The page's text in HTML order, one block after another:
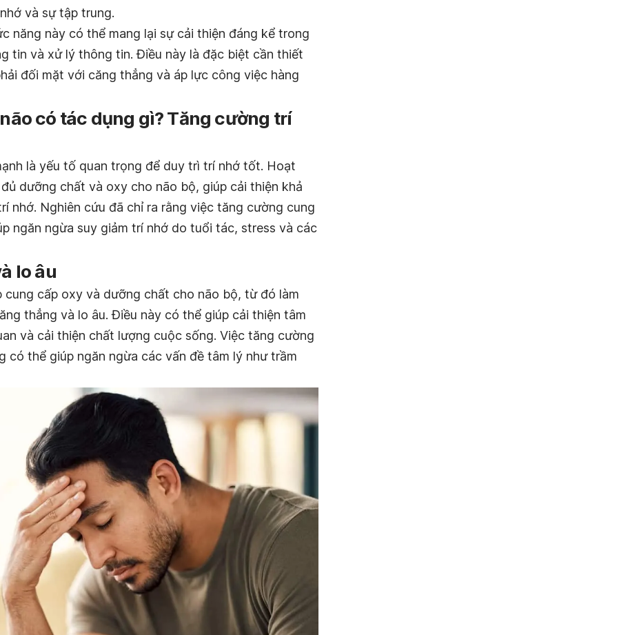
và sự tập trung.
năng này có thể mang lại sự cải thiện đáng kể trong
tin và xử lý thông tin. Điều này là đặc biệt cần thiết
đối mặt với căng thẳng và áp lực công việc hàng
có tác dụng gì? Tăng cường trí
là yếu tố quan trọng để duy trì trí nhớ tốt. Hoạt
dưỡng chất và oxy cho não bộ, giúp cải thiện khả
nhớ. Nghiên cứu đã chỉ ra rằng việc tăng cường cung
ngăn ngừa suy giảm trí nhớ do tuổi tác, stress và các
lo âu
cung cấp oxy và dưỡng chất cho não bộ, từ đó làm
thẳng và lo âu. Điều này có thể giúp cải thiện tâm
và cải thiện chất lượng cuộc sống. Việc tăng cường
có thể giúp ngăn ngừa các vấn đề tâm lý như trầm